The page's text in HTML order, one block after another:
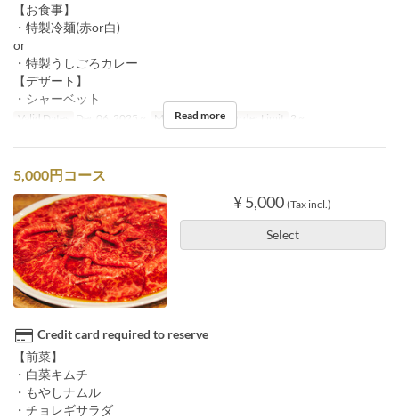
【お食事】
・特製冷麺(赤or白)
or
・特製うしごろカレー
【デザート】
・シャーベット
Valid Dates Dec 06, 2025 ~ Meals Dinner Order Limit 2 ~
Read more
5,000円コース
¥ 5,000 (Tax incl.)
Select
Credit card required to reserve
【前菜】
・白菜キムチ
・もやしナムル
・チョレギサラダ